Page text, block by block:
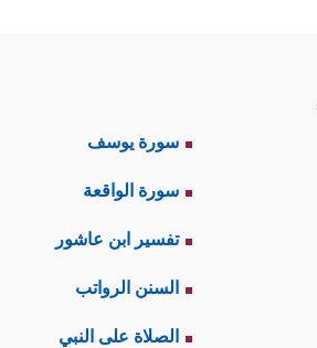
سورة يوسف
سورة الواقعة
تفسير ابن عاشور
السنن الرواتب
الصلاة على النبي